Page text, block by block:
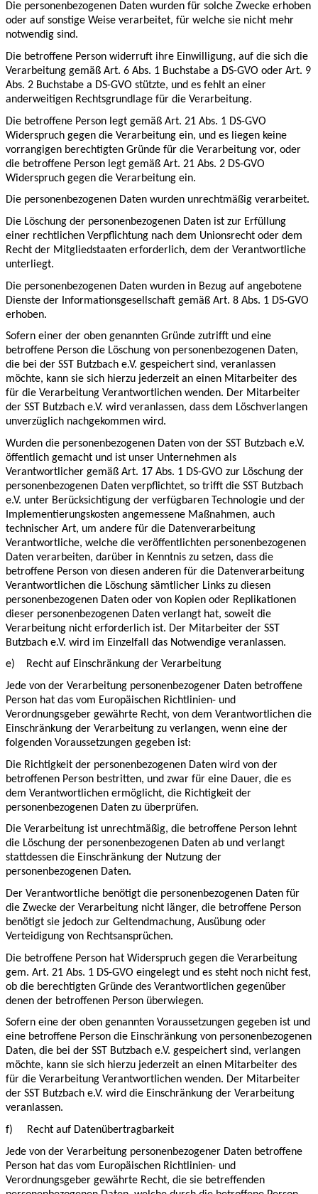
Die personenbezogenen Daten wurden für solche Zwecke erhoben
oder auf sonstige Weise verarbeitet, für welche sie nicht mehr
notwendig sind.
Die betroffene Person widerruft ihre Einwilligung, auf die sich die
Verarbeitung gemäß Art. 6 Abs. 1 Buchstabe a DS-GVO oder Art. 9
Abs. 2 Buchstabe a DS-GVO stützte, und es fehlt an einer
anderweitigen Rechtsgrundlage für die Verarbeitung.
Die betroffene Person legt gemäß Art. 21 Abs. 1 DS-GVO
Widerspruch gegen die Verarbeitung ein, und es liegen keine
vorrangigen berechtigten Gründe für die Verarbeitung vor, oder
die betroffene Person legt gemäß Art. 21 Abs. 2 DS-GVO
Widerspruch gegen die Verarbeitung ein.
Die personenbezogenen Daten wurden unrechtmäßig verarbeitet.
Die Löschung der personenbezogenen Daten ist zur Erfüllung
einer rechtlichen Verpflichtung nach dem Unionsrecht oder dem
Recht der Mitgliedstaaten erforderlich, dem der Verantwortliche
unterliegt.
Die personenbezogenen Daten wurden in Bezug auf angebotene
Dienste der Informationsgesellschaft gemäß Art. 8 Abs. 1 DS-GVO
erhoben.
Sofern einer der oben genannten Gründe zutrifft und eine
betroffene Person die Löschung von personenbezogenen Daten,
die bei der SST Butzbach e.V. gespeichert sind, veranlassen
möchte, kann sie sich hierzu jederzeit an einen Mitarbeiter des
für die Verarbeitung Verantwortlichen wenden. Der Mitarbeiter
der SST Butzbach e.V. wird veranlassen, dass dem Löschverlangen
unverzüglich nachgekommen wird.
Wurden die personenbezogenen Daten von der SST Butzbach e.V.
öffentlich gemacht und ist unser Unternehmen als
Verantwortlicher gemäß Art. 17 Abs. 1 DS-GVO zur Löschung der
personenbezogenen Daten verpflichtet, so trifft die SST Butzbach
e.V. unter Berücksichtigung der verfügbaren Technologie und der
Implementierungskosten angemessene Maßnahmen, auch
technischer Art, um andere für die Datenverarbeitung
Verantwortliche, welche die veröffentlichten personenbezogenen
Daten verarbeiten, darüber in Kenntnis zu setzen, dass die
betroffene Person von diesen anderen für die Datenverarbeitung
Verantwortlichen die Löschung sämtlicher Links zu diesen
personenbezogenen Daten oder von Kopien oder Replikationen
dieser personenbezogenen Daten verlangt hat, soweit die
Verarbeitung nicht erforderlich ist. Der Mitarbeiter der SST
Butzbach e.V. wird im Einzelfall das Notwendige veranlassen.
e)
Recht auf Einschränkung der Verarbeitung
Jede von der Verarbeitung personenbezogener Daten betroffene
Person hat das vom Europäischen Richtlinien- und
Verordnungsgeber gewährte Recht, von dem Verantwortlichen die
Einschränkung der Verarbeitung zu verlangen, wenn eine der
folgenden Voraussetzungen gegeben ist:
Die Richtigkeit der personenbezogenen Daten wird von der
betroffenen Person bestritten, und zwar für eine Dauer, die es
dem Verantwortlichen ermöglicht, die Richtigkeit der
personenbezogenen Daten zu überprüfen.
Die Verarbeitung ist unrechtmäßig, die betroffene Person lehnt
die Löschung der personenbezogenen Daten ab und verlangt
stattdessen die Einschränkung der Nutzung der
personenbezogenen Daten.
Der Verantwortliche benötigt die personenbezogenen Daten für
die Zwecke der Verarbeitung nicht länger, die betroffene Person
benötigt sie jedoch zur Geltendmachung, Ausübung oder
Verteidigung von Rechtsansprüchen.
Die betroffene Person hat Widerspruch gegen die Verarbeitung
gem. Art. 21 Abs. 1 DS-GVO eingelegt und es steht noch nicht fest,
ob die berechtigten Gründe des Verantwortlichen gegenüber
denen der betroffenen Person überwiegen.
Sofern eine der oben genannten Voraussetzungen gegeben ist und
eine betroffene Person die Einschränkung von personenbezogenen
Daten, die bei der SST Butzbach e.V. gespeichert sind, verlangen
möchte, kann sie sich hierzu jederzeit an einen Mitarbeiter des
für die Verarbeitung Verantwortlichen wenden. Der Mitarbeiter
der SST Butzbach e.V. wird die Einschränkung der Verarbeitung
veranlassen.
f)
Recht auf Datenübertragbarkeit
Jede von der Verarbeitung personenbezogener Daten betroffene
Person hat das vom Europäischen Richtlinien- und
Verordnungsgeber gewährte Recht, die sie betreffenden